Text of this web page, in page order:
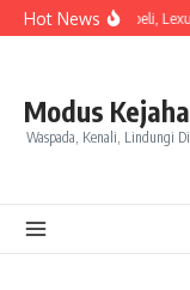
Skip to content
Hot NewsBaru Dibeli,
Modus
Waspada, Kenali, Lindungi